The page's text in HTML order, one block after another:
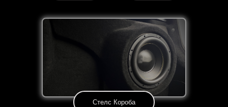
Стелс Короба